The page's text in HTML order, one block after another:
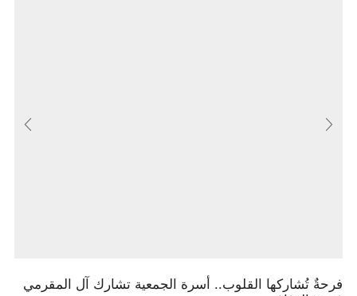
فرحةٌ تُشاركها القلوب.. أسرة الجمعية تشارك آل المقرمي